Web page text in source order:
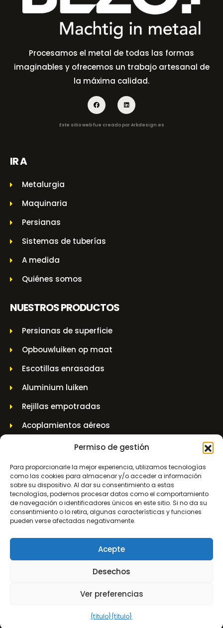
Permiso de gestión
Para proporcionarle la mejor experiencia, utilizamos tecnologías
como las cookies para almacenar y/o acceder a información
sobre su dispositivo. Al dar su consentimiento a estas
tecnologías, podemos procesar datos como el comportamiento
de navegación o identificadores únicos en este sitio. Si no da su
consentimiento o lo retira, algunas características y funciones
pueden verse afectadas negativamente.
Acepte
Desechos
Ver preferencias
{título}{título}
Procesamos el metal de todas las formas
imaginables y ofrecemos un trabajo artesanal de
la máxima calidad.
Este sitio web fue creado porArkdesign.es
IR A
Metalurgia
Maquinaria
Persianas
Sistemas de tuberías
A medida
Quiénes somos
NUESTROS PRODUCTOS
Persianas de superficie
Opbouwluiken op maat
Escotillas enrasadas
Aluminium luiken
Rejillas empotradas
Acoplamientos aéreos
Casquillo de pared
Tarros elevadores y tarros de husillo
INFORMACIÓN DE CONTACTO
Molenwerf 5 1911 DB Uitgeest
info@bezo.nl
+31(0)251-311208
Condiciones generales